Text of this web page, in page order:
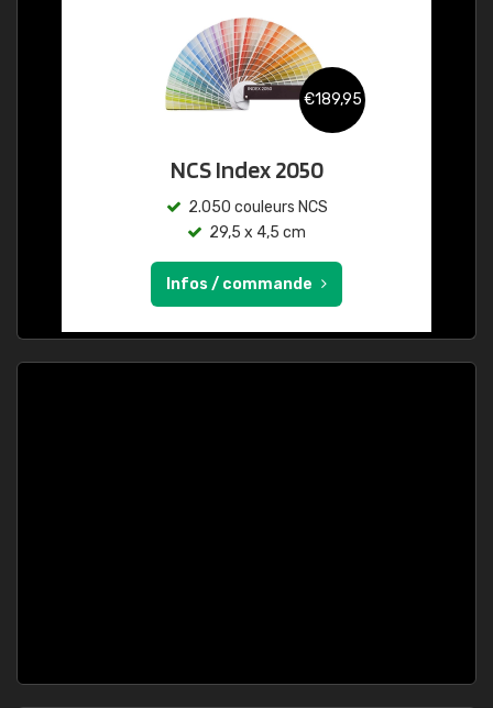
€189,95
NCS Index 2050
2.050 couleurs NCS
29,5 x 4,5 cm
Infos / commande